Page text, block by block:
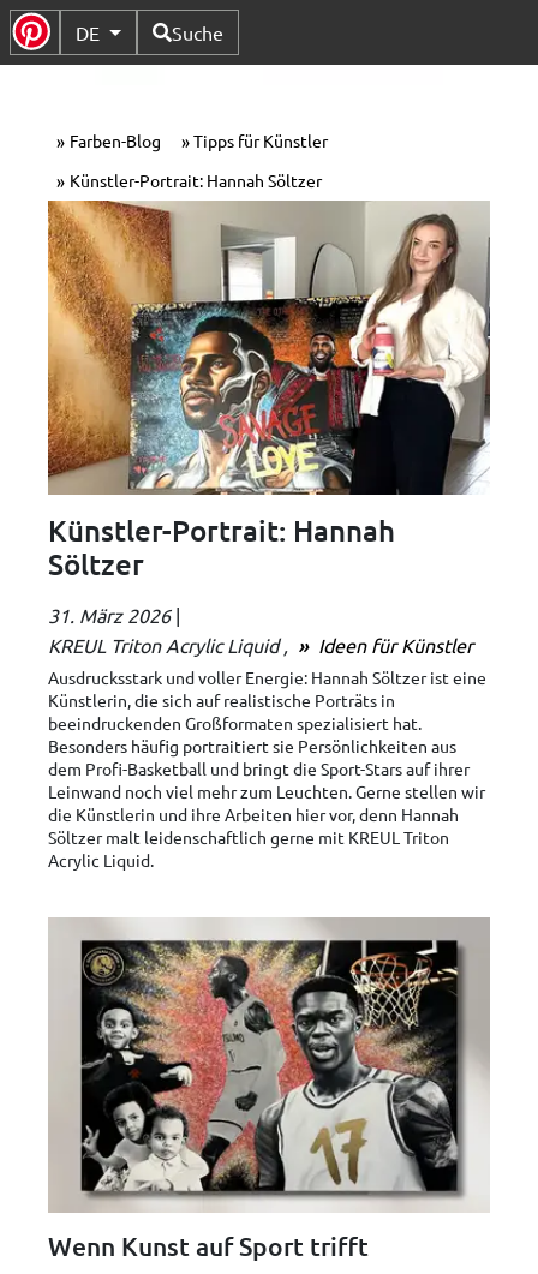
Untermenü Umschalten
DE Verfügbare Sprachen
Suche
Farben-Blog
Tipps für Künstler
Künstler-Portrait: Hannah Söltzer
Künstler-Portrait: Hannah
Söltzer
31. März 2026 |
KREUL Triton Acrylic Liquid
Ideen für Künstler
Ausdrucksstark und voller Energie: Hannah Söltzer ist eine
Künstlerin, die sich auf realistische Porträts in
beeindruckenden Großformaten spezialisiert hat.
Besonders häufig portraitiert sie Persönlichkeiten aus
dem Profi-Basketball und bringt die Sport-Stars auf ihrer
Leinwand noch viel mehr zum Leuchten. Gerne stellen wir
die Künstlerin und ihre Arbeiten hier vor, denn Hannah
Söltzer malt leidenschaftlich gerne mit KREUL Triton
Acrylic Liquid.
Wenn Kunst auf Sport trifft